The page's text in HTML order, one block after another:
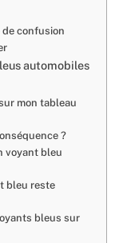
confusion
automobiles
mon tableau
?
voyant bleu
bleu reste
bleus sur